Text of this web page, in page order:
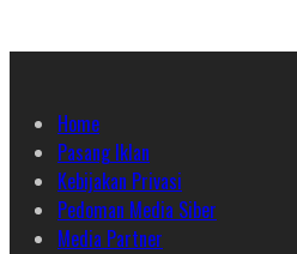
Home
Pasang Iklan
Kebijakan Privasi
Pedoman Media Siber
Media Partner